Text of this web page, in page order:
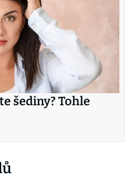
šediny? Tohle